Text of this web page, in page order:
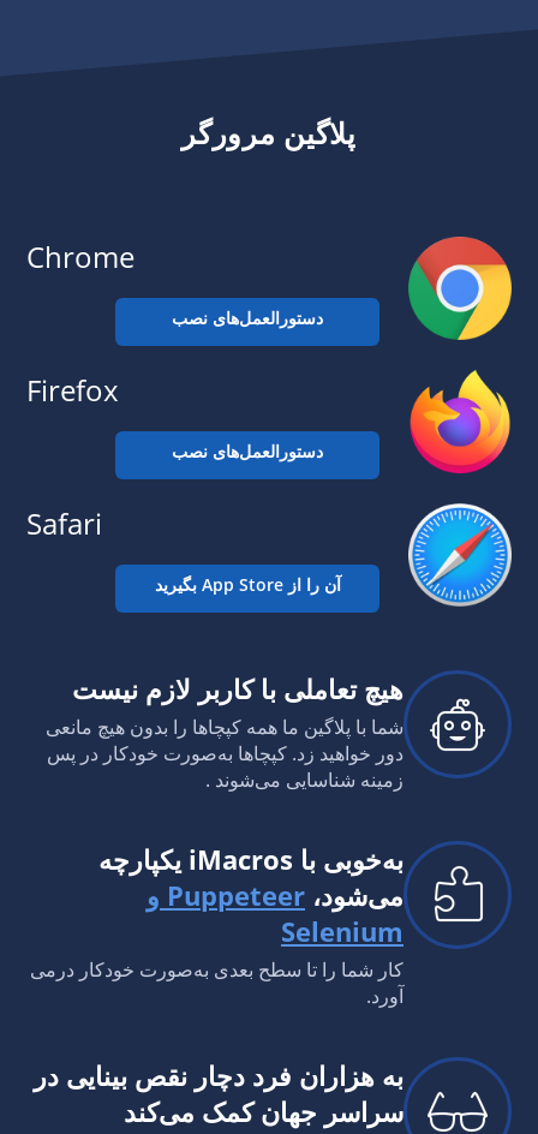
پلاگین مرورگر
Chrome
دستورالعمل‌های نصب
Firefox
دستورالعمل‌های نصب
Safari
آن را از App Store بگیرید
هیچ تعاملی با کاربر لازم نیست
شما با پلاگین ما همه کپچاها را بدون هیچ مانعی
دور خواهید زد. کپچاها به‌صورت خودکار در پس
زمینه شناسایی می‌شوند .
به‌خوبی با iMacros یکپارچه
می‌شود،
Puppeteer و
Selenium
کار شما را تا سطح بعدی به‌صورت خودکار درمی
آورد.
به هزاران فرد دچار نقص بینایی در
سراسر جهان کمک می‌کند